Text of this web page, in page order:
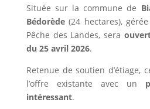
Située sur la commune de
Bédorède(24 hectares),
Pêche des Landes, sera
du 25 avril 2026.
Retenue de soutien d’étiage,
l’offre existante avec un
intéressant.